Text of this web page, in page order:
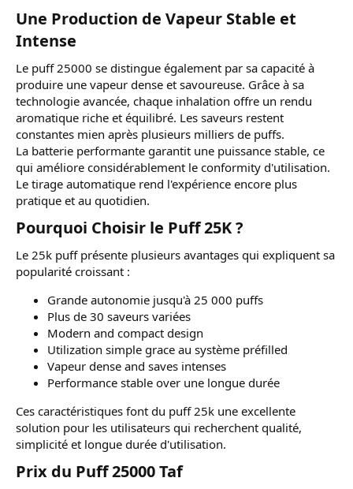
Une Production de Vapeur Stable et
Intense​
Le puff 25000 se distingue également par sa capacité à
produire une vapeur dense et savoureuse. Grâce à sa
technologie avancée, chaque inhalation offre un rendu
aromatique riche et équilibré. Les saveurs restent
constantes mien après plusieurs milliers de puffs.
La batterie performante garantit une puissance stable, ce
qui améliore considérablement le conformity d'utilisation.
Le tirage automatique rend l'expérience encore plus
pratique et au quotidien.
Pourquoi Choisir le Puff 25K ?​
Le 25k puff présente plusieurs avantages qui expliquent sa
popularité croissant :
Grande autonomie jusqu'à 25 000 puffs
Plus de 30 saveurs variées
Modern and compact design
Utilization simple grace au système préfilled
Vapeur dense and saves intenses
Performance stable over une longue durée
Ces caractéristiques font du puff 25k une excellente
solution pour les utilisateurs qui recherchent qualité,
simplicité et longue durée d'utilisation.
Prix du Puff 25000 Taf​